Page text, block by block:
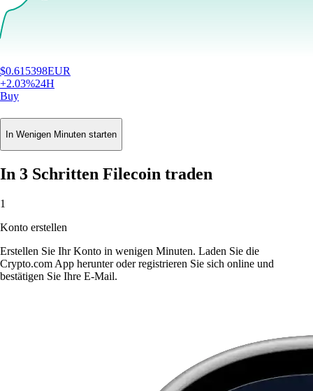
$0.615398EUR
+2.03%24H
Buy
In Wenigen Minuten starten
In 3 Schritten Filecoin traden
1
Konto erstellen
Erstellen Sie Ihr Konto in wenigen Minuten. Laden Sie die
Crypto.com App herunter oder registrieren Sie sich online und
bestätigen Sie Ihre E-Mail.